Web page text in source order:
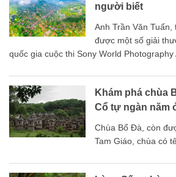
người biết
Anh Trần Văn
được một số giải
quốc gia cuộc thi Sony World Photography
Khám phá chùa
Cổ tự ngàn năm
Chùa Bổ Đà, còn
Tam Giáo, chùa có